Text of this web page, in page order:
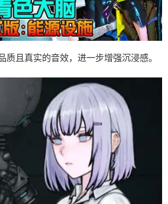
质且真实的音效，进一步增强沉浸感。